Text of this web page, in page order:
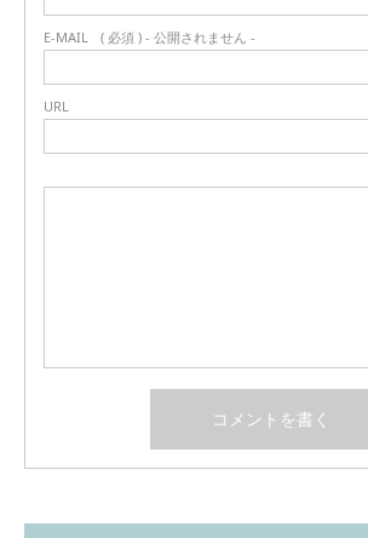
E-MAIL ( 必須 ) - 公開されません -
URL